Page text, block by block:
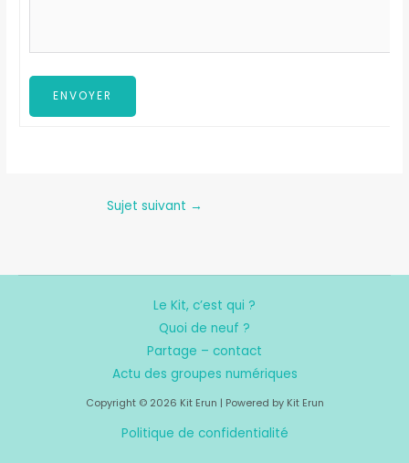
ENVOYER
Sujet suivant →
Le Kit, c’est qui ?
Quoi de neuf ?
Partage – contact
Actu des groupes numériques
Copyright © 2026 Kit Erun | Powered by Kit Erun
Politique de confidentialité